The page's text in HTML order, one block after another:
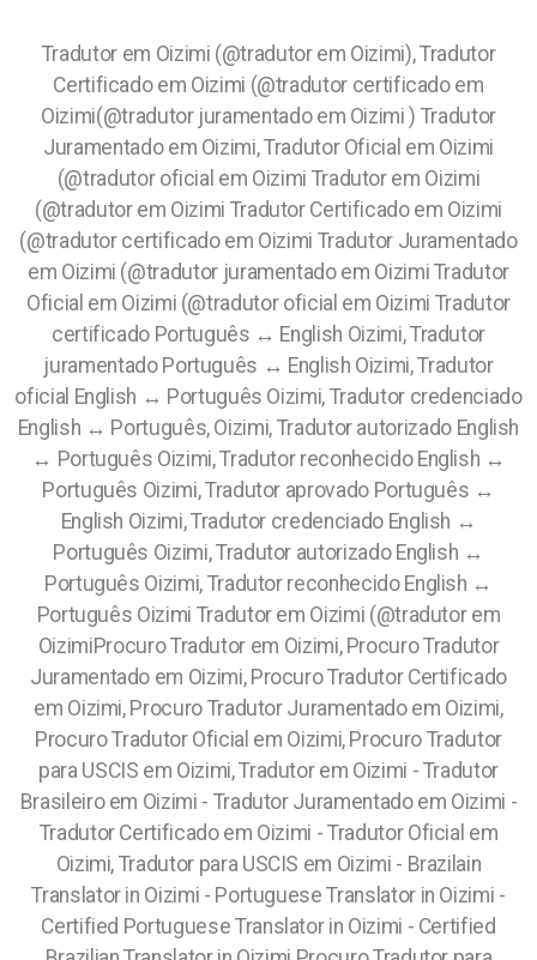
Tradutor em Oizimi (@tradutor em Oizimi),Tradutor
Certificado em Oizimi (@tradutor certificado em
Oizimi(@tradutor juramentado em Oizimi ) Tradutor
Juramentado em Oizimi, Tradutor Oficial em Oizimi
(@tradutor oficial em Oizimi Tradutor em Oizimi
(@tradutor em Oizimi Tradutor Certificado em Oizimi
(@tradutor certificado em Oizimi Tradutor Juramentado
em Oizimi (@tradutor juramentado em Oizimi Tradutor
Oficial em Oizimi (@tradutor oficial em Oizimi Tradutor
certificado Português ↔️ English Oizimi, Tradutor
juramentado Português ↔️ English Oizimi, Tradutor
oficial English ↔️ Português Oizimi, Tradutor credenciado
English ↔️ Português, Oizimi, Tradutor autorizado English
↔️ Português Oizimi, Tradutor reconhecido English ↔️
Português Oizimi, Tradutor aprovado Português ↔️
English Oizimi, Tradutor credenciado English ↔️
Português Oizimi, Tradutor autorizado English ↔️
Português Oizimi, Tradutor reconhecido English ↔️
Português Oizimi Tradutor em Oizimi (@tradutor em
OizimiProcuro Tradutor em Oizimi, Procuro Tradutor
Juramentado em Oizimi, Procuro Tradutor Certificado
em Oizimi, Procuro Tradutor Juramentado em Oizimi,
Procuro Tradutor Oficial em Oizimi, Procuro Tradutor
para USCIS em Oizimi, Tradutor em Oizimi - Tradutor
Brasileiro em Oizimi - Tradutor Juramentado em Oizimi -
Tradutor Certificado em Oizimi - Tradutor Oficial em
Oizimi, Tradutor para USCIS em Oizimi - Brazilain
Translator in Oizimi - Portuguese Translator in Oizimi -
Certified Portuguese Translator in Oizimi - Certified